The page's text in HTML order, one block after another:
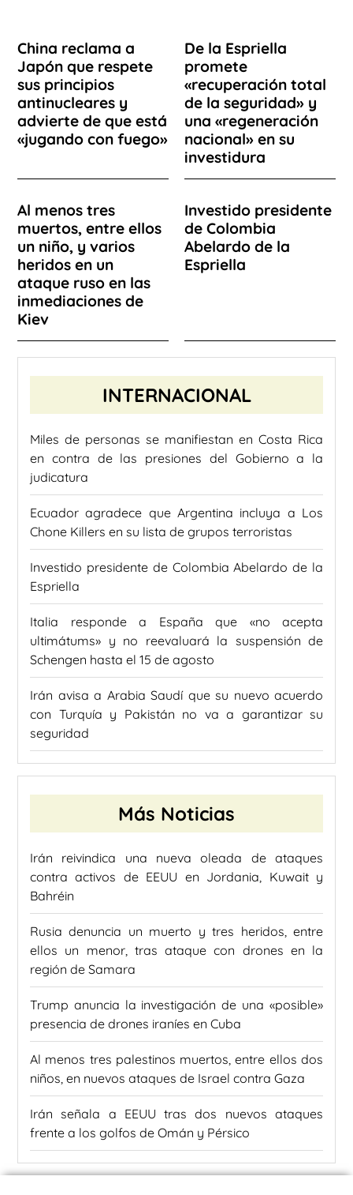
China reclama a
Japón que respete
sus principios
antinucleares y
advierte de que está
«jugando con fuego»
De la Espriella
promete
«recuperación total
de la seguridad» y
una «regeneración
nacional» en su
investidura
Al menos tres
muertos, entre ellos
un niño, y varios
heridos en un
ataque ruso en las
inmediaciones de
Kiev
Investido presidente
de Colombia
Abelardo de la
Espriella
INTERNACIONAL
Miles de personas se manifiestan en Costa Rica
en contra de las presiones del Gobierno a la
judicatura
Ecuador agradece que Argentina incluya a Los
Chone Killers en su lista de grupos terroristas
Investido presidente de Colombia Abelardo de la
Espriella
Italia responde a España que «no acepta
ultimátums» y no reevaluará la suspensión de
Schengen hasta el 15 de agosto
Irán avisa a Arabia Saudí que su nuevo acuerdo
con Turquía y Pakistán no va a garantizar su
seguridad
Más Noticias
Irán reivindica una nueva oleada de ataques
contra activos de EEUU en Jordania, Kuwait y
Bahréin
Rusia denuncia un muerto y tres heridos, entre
ellos un menor, tras ataque con drones en la
región de Samara
Trump anuncia la investigación de una «posible»
presencia de drones iraníes en Cuba
Al menos tres palestinos muertos, entre ellos dos
niños, en nuevos ataques de Israel contra Gaza
Irán señala a EEUU tras dos nuevos ataques
frente a los golfos de Omán y Pérsico